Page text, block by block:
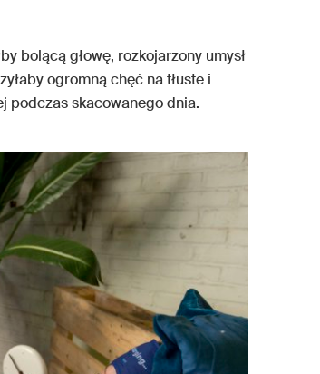
bolącą głowę, rozkojarzony umysł
ogromną chęć na tłuste i
podczas skacowanego dnia.